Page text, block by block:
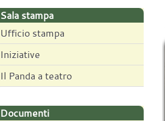
Sala stampa
Ufficio stampa
Iniziative
Il Panda a teatro
Documenti